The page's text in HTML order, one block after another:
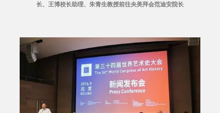
长、王博校长助理、朱青生教授前往央美拜会范迪安院长